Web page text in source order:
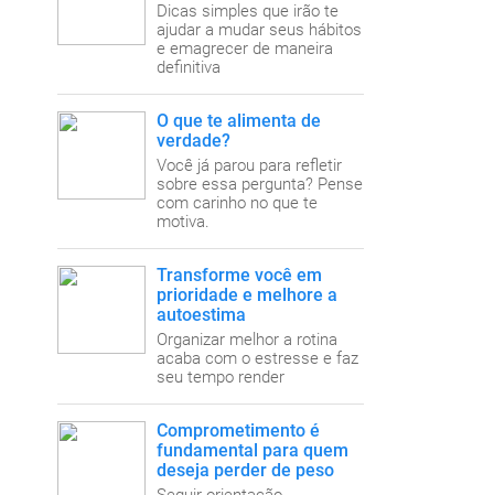
Dicas simples que irão te
ajudar a mudar seus hábitos
e emagrecer de maneira
definitiva
O que te alimenta de
verdade?
Você já parou para refletir
sobre essa pergunta? Pense
com carinho no que te
motiva.
Transforme você em
prioridade e melhore a
autoestima
Organizar melhor a rotina
acaba com o estresse e faz
seu tempo render
Comprometimento é
fundamental para quem
deseja perder de peso